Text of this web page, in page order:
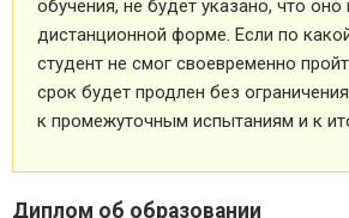
обучения, не будет указано, что оно
дистанционной форме. Если по
студент не смог своевременно
срок будет продлен без
к промежуточным испытаниям и к
Диплом об образовании